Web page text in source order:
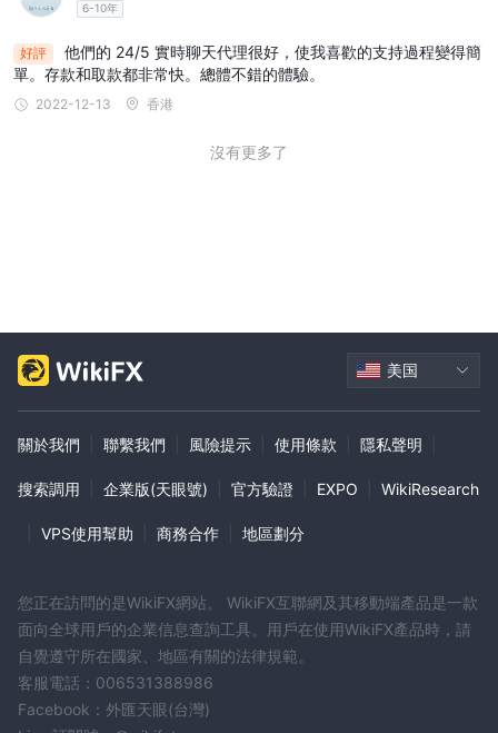
OctaPrime為潛在交易者提供了兩種選擇模擬賬戶 和一個真實賬
戶
雖然有關真實賬戶類型具體細節的信息不易獲得，但我們鼓勵感興趣
最大槓桿高達1:500
以放大潛在的利潤和損失。雖然較高的槓桿可以增強交易能力，但它
略，並充分了解槓桿交易的影響。確保根據個人的風險承受能力和交
易經驗明智地使用槓桿，以減輕潛在的重大損失至關重要。
點差和佣金
交易者可以從中受益超低點差低至 0.0 點，確保執行交易時的成
本最低。
此外， OctaPrime僱用0.08%起的佣金模式
上交易的承受能力。
6-10年
好評
他們的 24/5 實時聊天代理很好，使我喜歡的支持過程變得簡
單。存款和取款都非常快。總體不錯的體驗。
2022-12-13 香港
沒有更多了
美国
關於我們 聯繫我們 風險提示 使用條款 隱私聲明
搜索調用 企業版(天眼號) 官方驗證 EXPO WikiResearch
VPS使用幫助 商務合作 地區劃分
您正在訪問的是WikiFX網站。 WikiFX互聯網及其移動端產品是一款
面向全球用戶的企業信息查詢工具。用戶在使用WikiFX產品時，請
自覺遵守所在國家、地區有關的法律規範。
客服電話：006531388986
Facebook：外匯天眼(台灣)